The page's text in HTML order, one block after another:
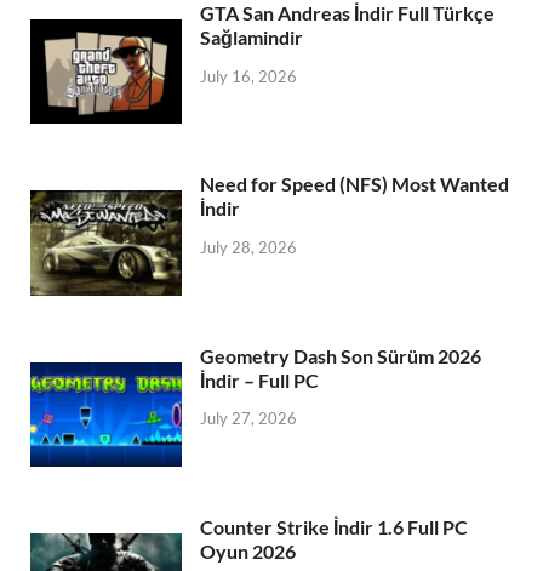
GTA San Andreas İndir Full Türkçe
Sağlamindir
July 16, 2026
Need for Speed (NFS) Most Wanted
İndir
July 28, 2026
Geometry Dash Son Sürüm 2026
İndir – Full PC
July 27, 2026
Counter Strike İndir 1.6 Full PC
Oyun 2026